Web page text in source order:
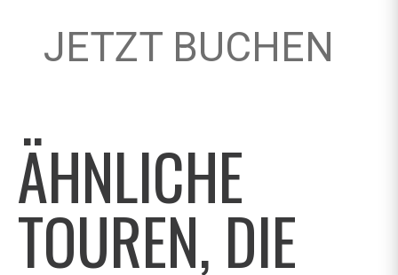
JETZT BUCHEN
ÄHNLICHE
TOUREN, DIE